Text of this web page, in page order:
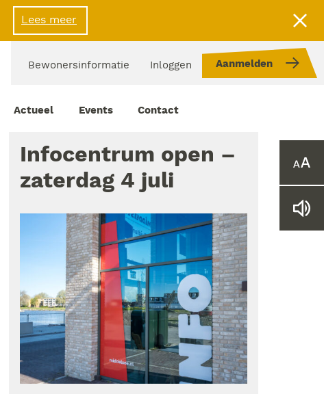
Lees meer
Bewonersinformatie Inloggen Aanmelden
Actueel Events Contact
het
Infocentrum open –
zaterdag 4 juli